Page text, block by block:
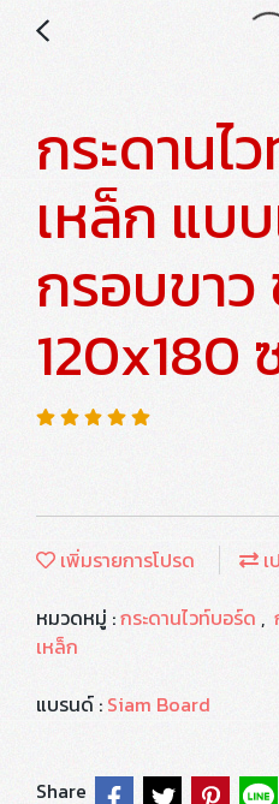
กระดานไ
เหล็ก แบ
กรอบขาว
120x180
เพิ่มรายการโปรด
หมวดหมู่ :กระดานไวท์บอร์ด ,
เหล็ก
แบรนด์ : Siam Board
Share